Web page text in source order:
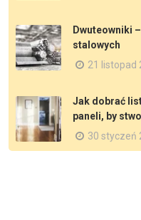
Dwuteowniki
stalowych
21 listopad
Jak dobrać
paneli, by
30 styczeń